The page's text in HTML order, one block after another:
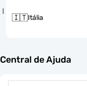
I
🇮🇹Itália
Central de Ajuda